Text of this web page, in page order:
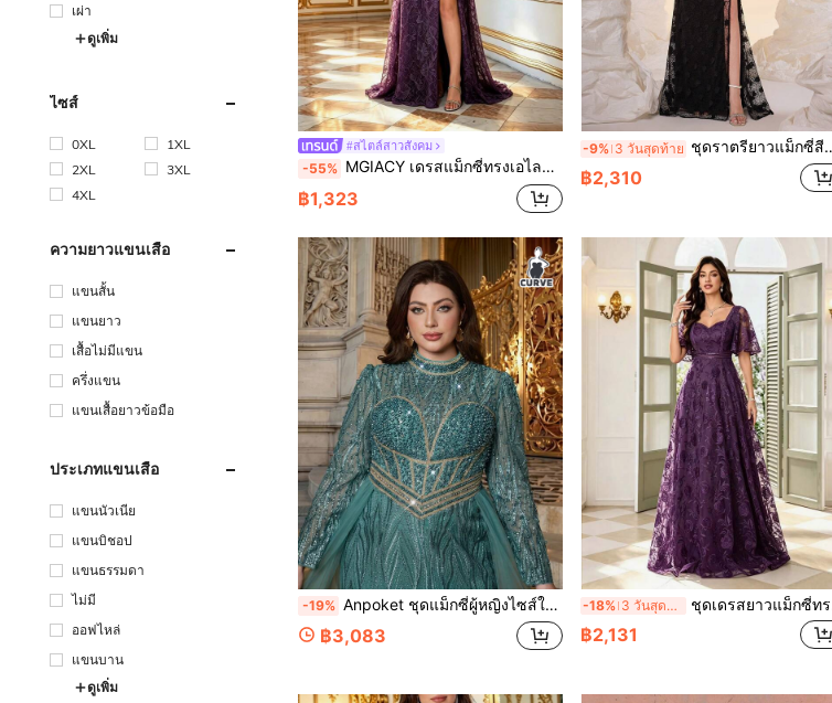
เผ่า
ดูเพิ่ม
ไซส์
0XL
1XL
2XL
3XL
4XL
ความยาวแขนเสื้อ
แขนสั้น
แขนยาว
เสื้อไม่มีแขน
ครึ่งแขน
แขนเสื้อยาวข้อมือ
ประเภทแขนเสื้อ
แขนนัวเนีย
แขนบิชอป
แขนธรรมดา
ไม่มี
ออฟไหล่
แขนบาน
ดูเพิ่ม
#สไตล์สาวสังคม
-55% MGIACY เดรสแม็กซี่ทรงเอไลน์ไซส์ใหญ่สำหรับผู้หญิง สไตล์หรูหราสง่างาม ลายดอกไม้ลูกไม้ แขนพองยาว ผ่าสูง สำหรับฤดูร้อน/ฤดูใบไม้ร่วง เหมาะสำหรับงานปาร์ตี้ งานพรอม งานแต่งงาน เทศกาล และวันเกิด
฿1,323
-9% 3 วันสุดท้าย ชุดราตรียาวแม็กซี่สีดำไซส์ใหญ่สำหรับผู้หญิง ดีไซน์เปิดไหล่ แต่งระบาย ผ้าตาข่ายซีทรู ประดับลูกปัดและเลื่อม ลายดอกไม้ สไตล์หรูหรา เหมาะสำหรับงานแต่งงานฤดูร้อน งานพรอม ออกงาน และปาร์ตี้เทศกาลฤดูใบไม้ร่วง
฿2,310
-19% Anpoket ชุดแม็กซี่ผู้หญิงไซส์ใหญ่ สีเขียวหรูหรา ประดับเลื่อมและลูกปัด ผ้าทูล แขนยาว ผ่าสูง ทรงเข้ารูป สำหรับงานปาร์ตี้ งานแต่งงาน ฤดูใบไม้ร่วง
฿3,083
-18% 3 วันสุดท้าย ชุดเดรสยาวแม็กซี่ทรงเอไลน์ผู้หญิง Anpoket สีม่วงลายดอกไม้ ปักลูกไม้ คอสี่เหลี่ยม แขนพริ้ว สไตล์หรูหรา สำหรับฤดูใบไม้ร่วง
฿2,131